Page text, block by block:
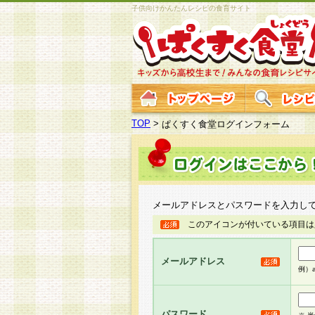
子供向けかんたんレシピの食育サイト
TOP >ぱくすく食堂ログインフォーム
メールアドレスとパスワードを入力し
このアイコンが付いている項目
メールアドレス
例）